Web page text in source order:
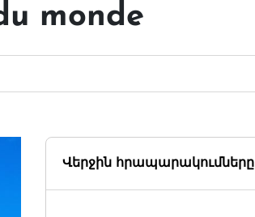
monde
Վերջին հրապարակումները